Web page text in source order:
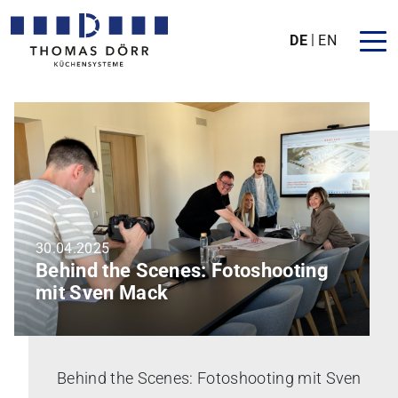
DE EN
30.04.2025
Behind the Scenes: Fotoshooting
mit Sven Mack
Behind the Scenes: Fotoshooting mit Sven